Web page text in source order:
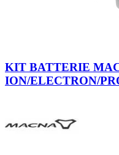
KIT BATTERIE
ION/ELECTRON/